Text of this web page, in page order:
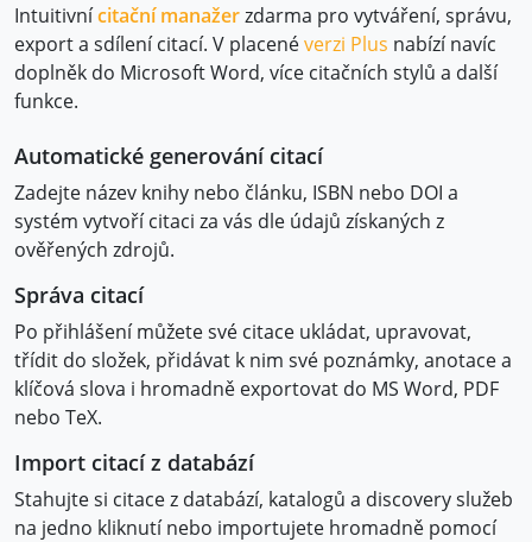
Intuitivnícitační manažerzdarma pro vytváření, správu,
export a sdílení citací. V placenéverzi Plus nabízí navíc
doplněk do Microsoft Word, více citačních stylů a další
funkce.
Automatické generování citací
Zadejte název knihy nebo článku, ISBN nebo DOI a
systém vytvoří citaci za vás dle údajů získaných z
ověřených zdrojů.
Správa citací
Po přihlášení můžete své citace ukládat, upravovat,
třídit do složek, přidávat k nim své poznámky, anotace a
klíčová slova i hromadně exportovat do MS Word, PDF
nebo TeX.
Import citací z databází
Stahujte si citace z databází, katalogů a discovery služeb
na jedno kliknutí nebo importujete hromadně pomocí